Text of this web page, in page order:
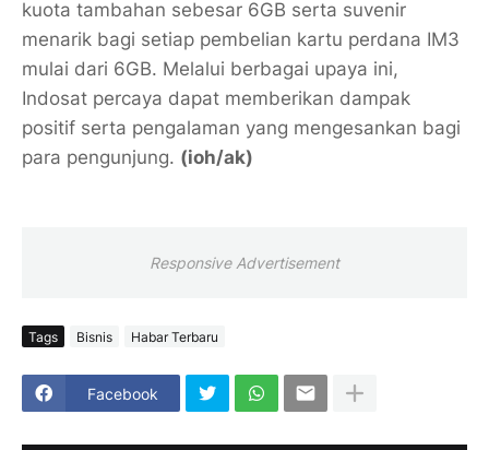
kuota tambahan sebesar 6GB serta suvenir
menarik bagi setiap pembelian kartu perdana IM3
mulai dari 6GB. Melalui berbagai upaya ini,
Indosat percaya dapat memberikan dampak
positif serta pengalaman yang mengesankan bagi
para pengunjung. (ioh/ak)
Responsive Advertisement
Tags Bisnis Habar Terbaru
Facebook